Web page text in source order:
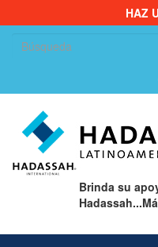
HAZ
Brinda su